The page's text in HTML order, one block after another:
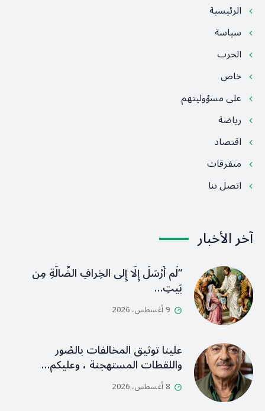
الرئيسية
سياسة
الحرب
خاص
على مسؤوليتهم
رياضة
اقتصاد
متفرقات
اتصل بنا
آخر الأخبار
“لَم أُرْسَلْ إِلَّا إِلى الخِرافِ الضَّالَّةِ مِن
بَيتِ…
9 أغسطس، 2026
علينا توثيق المخالفات بالصُور
واللقطات المستهجنة ، وعليكم…
8 أغسطس، 2026